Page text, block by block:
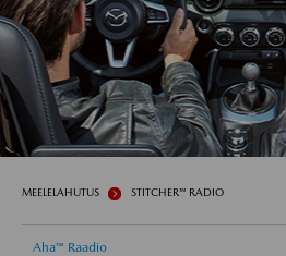
MEELELAHUTUS STITCHER™ RADIO
Aha™ Raadio